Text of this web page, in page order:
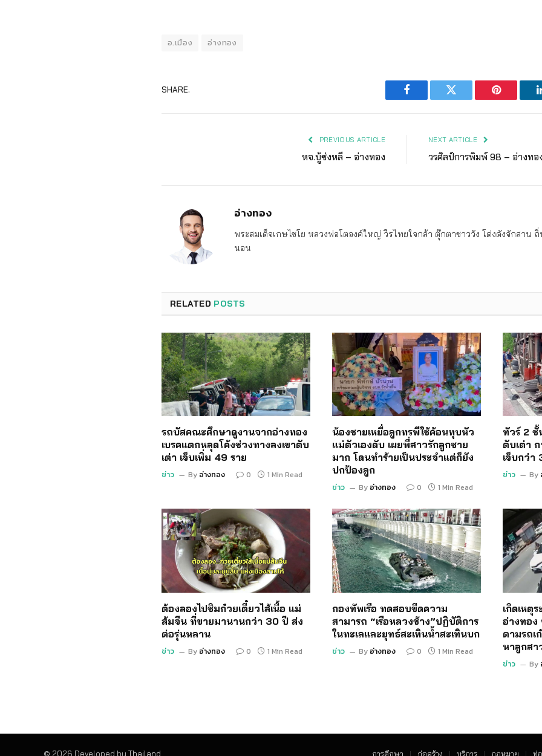
อ.เมือง อ่างทอง
SHARE.
Facebook Twitter Pinterest
PREVIOUS ARTICLE
หจ.บู้ซ่งหลี – อ่างทอง
NEXT ARTICLE
วรศิลป์การพิมพ์ 98 – อ่างทอ
อ่างทอง
พระสมเด็จเกษไชโย หลวงพ่อโตองค์ใหญ่ วีรไทยใจกล้า ตุ๊กตาชาววัง โด่งดังจักสาน
นอน
RELATED POSTS
รถบัสคณะศึกษาดูงานจากอ่างทอง
เบรคแตกหลุดโค้งช่วงทางลงเขาตับ
เต่า เจ็บเพิ่ม 49 ราย
ข่าว By อ่างทอง 0 1 Min Read
น้องชายเหยื่อลูกทรพีใช้ค้อนทุบหัว
แม่ตัวเองดับ เผยพี่สาวรักลูกชาย
มาก โดนทำร้ายเป็นประจำแต่ก็ยัง
ปกป้องลูก
ข่าว By อ่างทอง 0 1 Min Read
ทัวร์ 2 ชั้
ตับเต่า
เจ็บกว่า
ข่าว By
ต้องลองไปชิมก๋วยเตี๋ยวไส้เนื้อ แม่
ส้มจีน ที่ขายมานานกว่า 30 ปี ส่ง
ต่อรุ่นหลาน
ข่าว By อ่างทอง 0 1 Min Read
กองทัพเรือ ทดสอบขีดความ
สามารถ “เรือหลวงช้าง”ปฏิบัติการ
ในทะเลและยุทธ์สะเทินน้ำสะเทินบก
ข่าว By อ่างทอง 0 1 Min Read
เกิดเหตุ
อ่างทอง
ตามรถเ
หาลูกสา
ข่าว By
© 2026 Developed by Thailand การศึกษา ก่อสร้าง บริการ กฏหมาย ท่